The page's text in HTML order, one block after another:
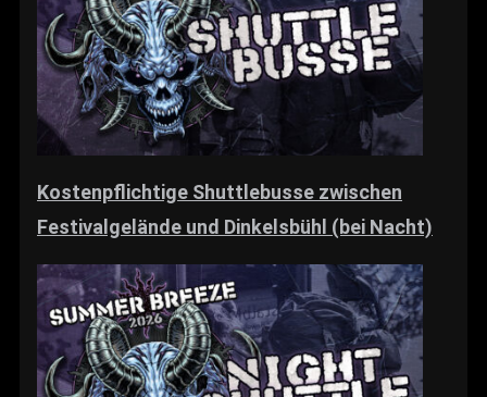
Kostenpflichtige Shuttlebusse zwischen
Festivalgelände und Dinkelsbühl (bei Nacht)